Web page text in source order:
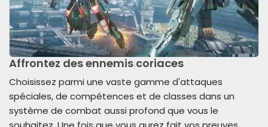
Affrontez des ennemis coriaces
Choisissez parmi une vaste gamme d'attaques
spéciales, de compétences et de classes dans un
système de combat aussi profond que vous le